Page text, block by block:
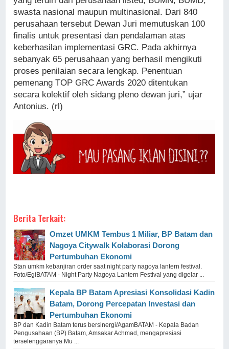
swasta nasional maupun multinasional. Dari 840
perusahaan tersebut Dewan Juri memutuskan 100
finalis untuk presentasi dan pendalaman atas
keberhasilan implementasi GRC. Pada akhirnya
sebanyak 65 perusahaan yang berhasil mengikuti
proses penilaian secara lengkap. Penentuan
pemenang TOP GRC Awards 2020 ditentukan
secara kolektif oleh sidang pleno dewan juri,” ujar
Antonius. (rl)
Berita Terkait:
Omzet UMKM Tembus 1 Miliar, BP Batam dan
Nagoya Citywalk Kolaborasi Dorong
Pertumbuhan Ekonomi
Stan umkm kebanjiran order saat night party nagoya lantern festival.
Foto/EgiBATAM - Night Party Nagoya Lantern Festival yang digelar ...
Kepala BP Batam Apresiasi Konsolidasi Kadin
Batam, Dorong Percepatan Investasi dan
Pertumbuhan Ekonomi
BP dan Kadin Batam terus bersinergi/AgamBATAM - Kepala Badan
Pengusahaan (BP) Batam, Amsakar Achmad, mengapresiasi
terselenggaranya Mu ...